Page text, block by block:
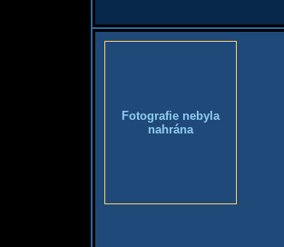
Fotografie nebyla
nahrána